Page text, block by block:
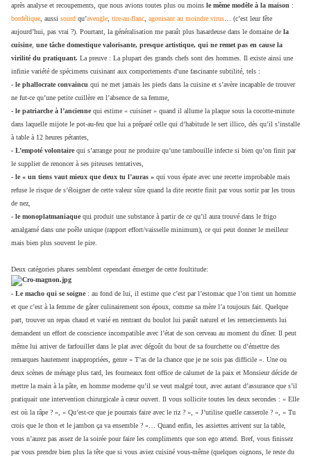
après analyse et recoupements, que nous avions toutes plus ou moins le même modèle à la maison :
bordélique , aussi sourd qu’aveugle tire-au-flanc agonisant au moindre virus … (c’est leur fête
aujourd’hui, pas vrai ?). Pourtant, la généralisation me paraît plus hasardeuse dans le domaine de la
cuisine une tâche domestique valorisante, presque artistique, qui ne remet pas en cause la
virilité du pratiquant. La preuve : La plupart des grands chefs sont des hommes. Il existe ainsi une
infinie variété de spécimens cuisinant aux comportements d'une fascinante subtilité, tels :
- le phallocrate convaincu qui ne met jamais les pieds dans la cuisine et s’avère incapable de trouver
ne fut-ce qu’une petite cuillère en l’absence de sa femme,
- le patriarche à l’ancienne qui estime « cuisiner » quand il allume la plaque sous la cocotte-minute
dans laquelle mijote le pot-au-feu que lui a préparé celle qui d’habitude le sert illico, dès qu’il s’installe
à table à 12 heures pétantes,
- L’empoté volontaire qui s’arrange pour ne produire qu’une tambouille infecte si bien qu’on finit par
le supplier de renoncer à ses piteuses tentatives,
- le « un tiens vaut mieux que deux tu l’auras » qui vous épate avec une recette improbable mais
refuse le risque de s’éloigner de cette valeur sûre quand la dite recette finit par vous sortir par les trous
de nez,
- le monoplatmaniaque qui produit une substance à partir de ce qu’il aura trouvé dans le frigo
amalgamé dans une poêle unique (rapport effort/vaisselle minimum), ce qui peut donner le meilleur
mais bien plus souvent le pire.
Deux catégories phares semblent cependant émerger de cette foultitude:
- Le macho qui se soigne : au fond de lui, il estime que c’est par l’estomac que l’on tient un homme
et que c’est à la femme de gâter culinairement son époux, comme sa mère l’a toujours fait. Quelque
part, trouver un repas chaud et varié en rentrant du boulot lui paraît naturel et les remerciements lui
demandent un effort de conscience incompatible avec l’état de son cerveau au moment du dîner. Il peut
même lui arriver de farfouiller dans le plat avec dégoût du bout de sa fourchette ou d’émettre des
remarques hautement inappropriées, genre « T’as de la chance que je ne sois pas difficile ». Une ou
deux scènes de ménage plus tard, les fourneaux font office de calumet de la paix et Monsieur décide de
mettre la main à la pâte, en homme moderne qu’il se veut malgré tout, avec autant d’assurance que s’il
pratiquait une intervention chirurgicale à cœur ouvert. Il vous sollicite toutes les deux secondes : « Elle
est où la râpe ? », « Qu’est-ce que je pourrais faire avec le riz ? », « J’utilise quelle casserole ? », « Tu
crois que le thon et le jambon ça va ensemble ? »… Quand enfin, les assiettes arrivent sur la table,
vous n’aurez pas assez de la soirée pour faire les compliments que son ego attend. Bref, vous finissez
par vous prendre bien plus la tête que si vous aviez cuisiné vous-même (quelques oignons, le reste du